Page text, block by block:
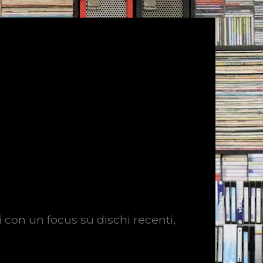
un focus su dischi recenti,